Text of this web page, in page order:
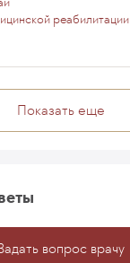
реабилитации
Показать еще
вопрос врачу